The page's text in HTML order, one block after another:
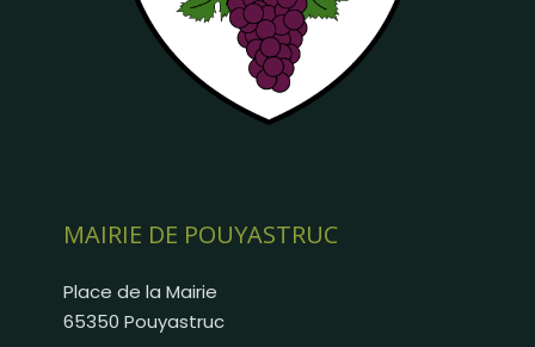
MAIRIE DE POUYASTRUC
Place de la Mairie
65350 Pouyastruc